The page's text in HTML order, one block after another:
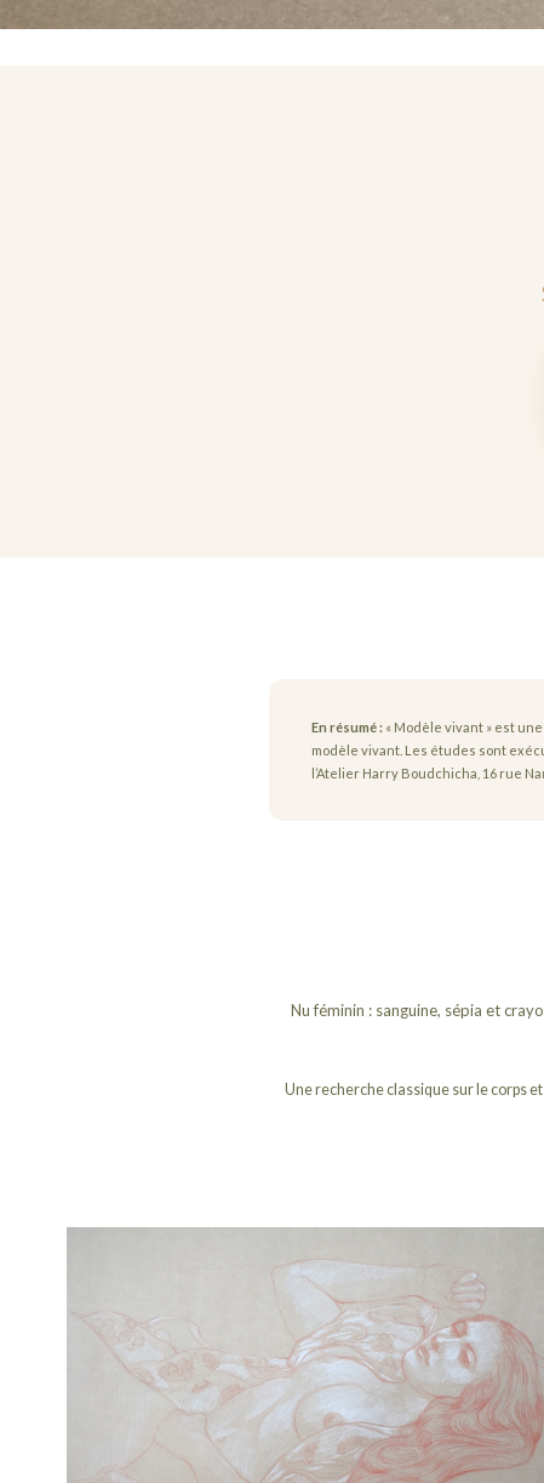
En résumé : « Modèle vivant » est
modèle vivant. Les études sont
l’Atelier Harry Boudchicha, 16 rue
Nu féminin : sanguine, sépia et
Une recherche classique sur le corps